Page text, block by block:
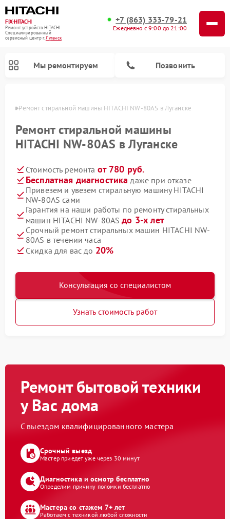
FIX-HITACHI
Ремонт устройств HITACHI
Специализированный
cервисный центр г.Луганск
+7 (863) 333-79-21
Ежедневно с 9:00 до 21:00
Мы ремонтируем Позвонить
Ремонт стиральной машины HITACHI NW-80AS в Луганске
Ремонт стиральной машины
HITACHI NW-80AS в Луганске
Стоимость ремонта от 780 руб.
Бесплатная диагностика даже при отказе
Привезем и увезем стиральную машину HITACHI
NW-80AS сами
Гарантия на наши работы по ремонту стиральных
машин HITACHI NW-80ASдо 3-х лет
Срочный ремонт стиральных машин HITACHI NW-
80AS в течении часа
Скидка для вас до 20%
Консультация со специалистом
Узнать стоимость работ
Ремонт бытовой техники
у Вас дома
С выездом квалифицированного мастера
Срочный выезд
Мастер приедет уже через 30 минут
Диагностика и осмотр бесплатно
Определим причину поломки бесплатно
Мастера со стажем 7+ лет
Работаем с техникой любой сложности